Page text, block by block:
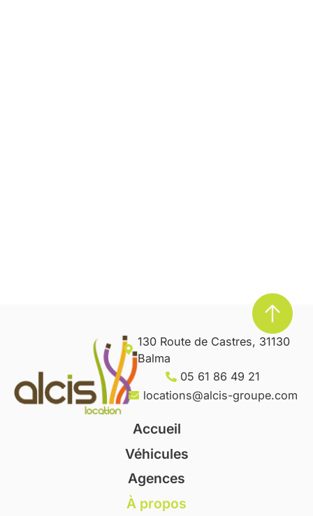
130 Route de Castres, 31130
Balma
05 61 86 49 21
locations@alcis-groupe.com
Accueil
Véhicules
Agences
À propos